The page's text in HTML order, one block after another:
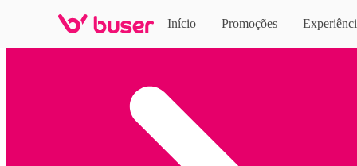
Início Promoções